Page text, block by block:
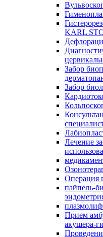
KARL
Забор
Забор
Лечение
Операция
пайпель-
Прием
акушера-